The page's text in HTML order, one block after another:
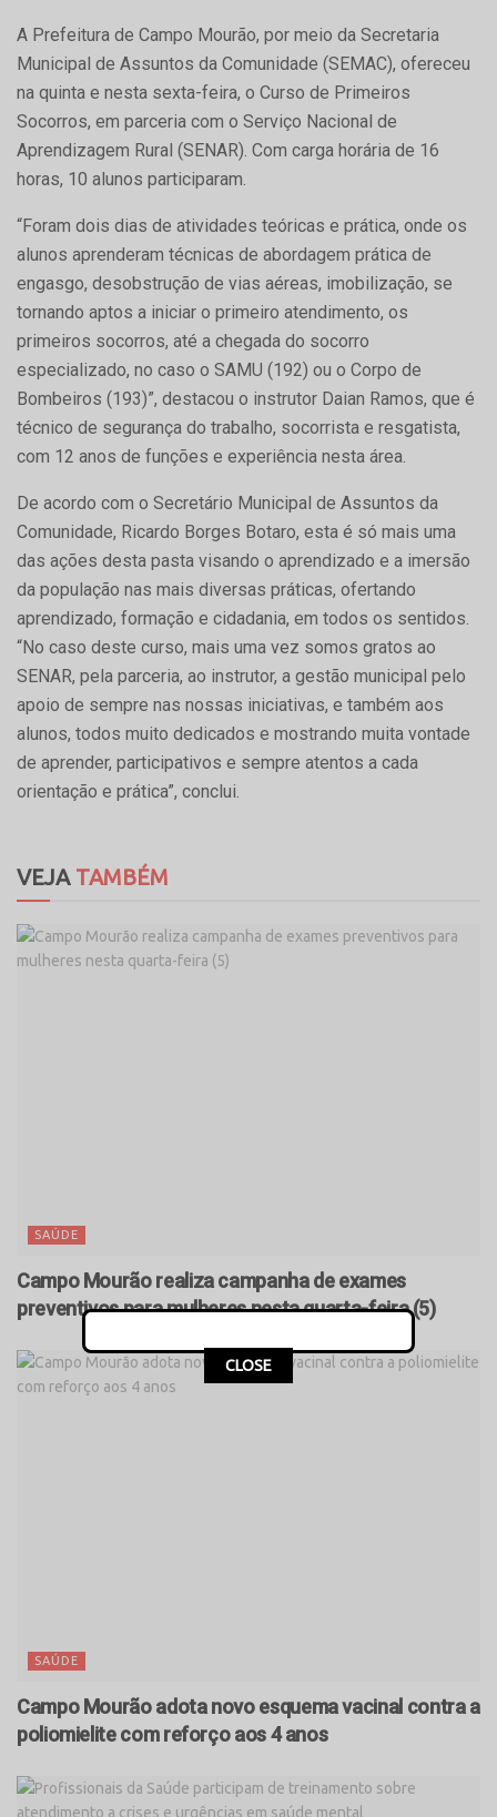
A Prefeitura de Campo Mourão, por meio da Secretaria
Municipal de Assuntos da Comunidade (SEMAC), ofereceu
na quinta e nesta sexta-feira, o Curso de Primeiros
Socorros, em parceria com o Serviço Nacional de
Aprendizagem Rural (SENAR). Com carga horária de 16
horas, 10 alunos participaram.
“Foram dois dias de atividades teóricas e prática, onde os
alunos aprenderam técnicas de abordagem prática de
engasgo, desobstrução de vias aéreas, imobilização, se
tornando aptos a iniciar o primeiro atendimento, os
primeiros socorros, até a chegada do socorro
especializado, no caso o SAMU (192) ou o Corpo de
Bombeiros (193)”, destacou o instrutor Daian Ramos, que é
técnico de segurança do trabalho, socorrista e resgatista,
com 12 anos de funções e experiência nesta área.
De acordo com o Secretário Municipal de Assuntos da
Comunidade, Ricardo Borges Botaro, esta é só mais uma
das ações desta pasta visando o aprendizado e a imersão
da população nas mais diversas práticas, ofertando
aprendizado, formação e cidadania, em todos os sentidos.
“No caso deste curso, mais uma vez somos gratos ao
SENAR, pela parceria, ao instrutor, a gestão municipal pelo
apoio de sempre nas nossas iniciativas, e também aos
alunos, todos muito dedicados e mostrando muita vontade
de aprender, participativos e sempre atentos a cada
orientação e prática”, conclui.
VEJATAMBÉM
SAÚDE
Campo Mourão realiza campanha de exames
preventivos para mulheres nesta quarta-feira (5)
SAÚDE
Campo Mourão adota novo esquema vacinal contra a
poliomielite com reforço aos 4 anos
CLOSE